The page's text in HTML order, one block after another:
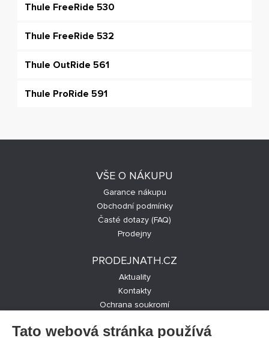
Thule FreeRide 530
Thule FreeRide 532
Thule OutRide 561
Thule ProRide 591
VŠE O NÁKUPU
Garance nákupu
Obchodní podmínky
Časté dotazy (FAQ)
Prodejny
PRODEJNATH.CZ
Aktuality
Kontakty
Ochrana soukromí
Tato webová stránka používá